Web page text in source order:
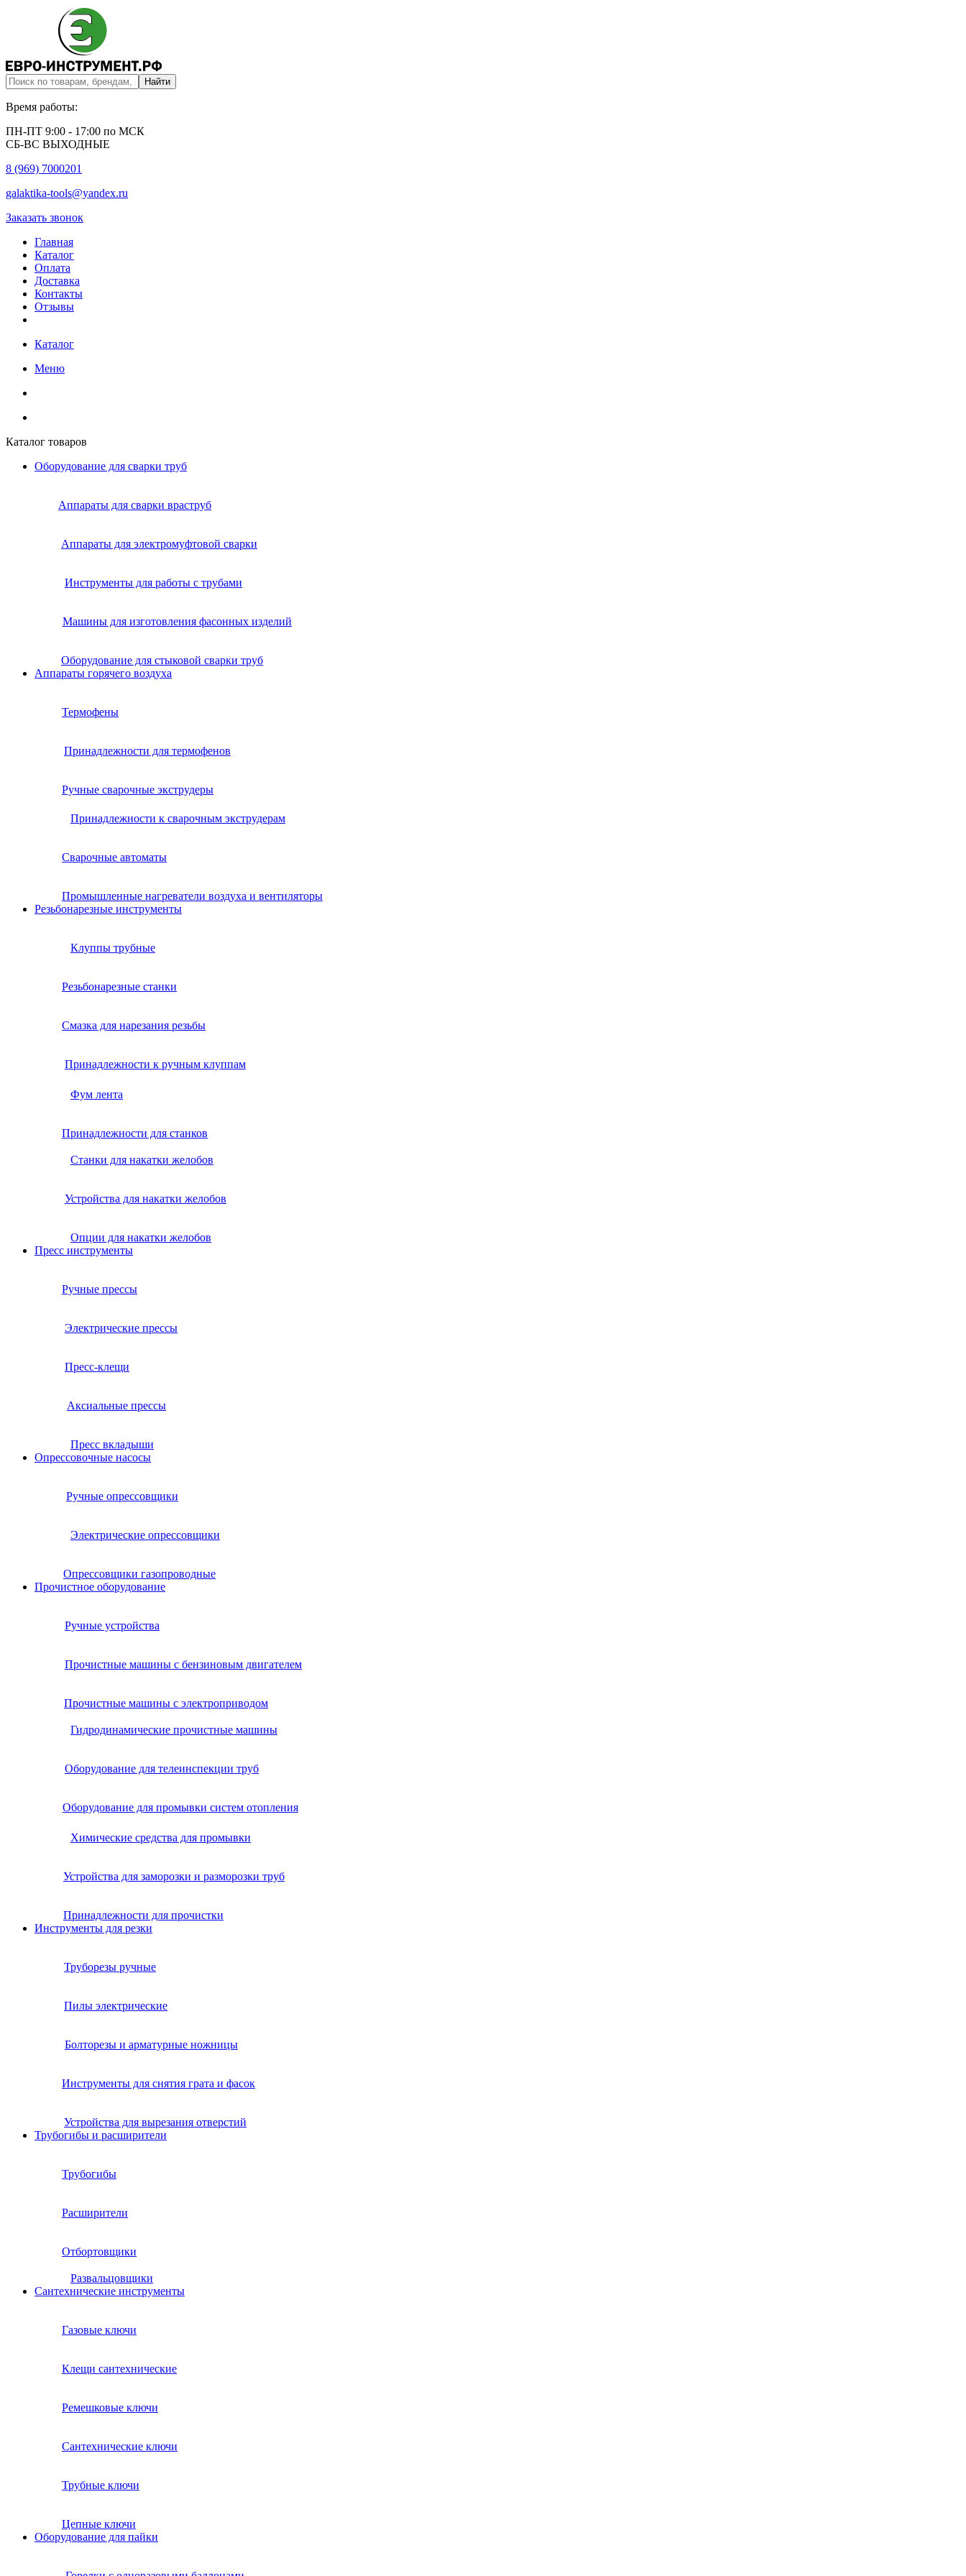
Время работы:
ПН-ПТ 9:00 - 17:00 по МСК
СБ-ВС ВЫХОДНЫЕ
8 (969) 7000201
galaktika-tools@yandex.ru
Заказать звонок
Главная
Каталог
Оплата
Доставка
Контакты
Отзывы
Каталог
Меню
Каталог товаров
Оборудование для сварки труб
Аппараты для сварки враструб
Аппараты для электромуфтовой сварки
Инструменты для работы с трубами
Машины для изготовления фасонных изделий
Оборудование для стыковой сварки труб
Аппараты горячего воздуха
Термофены
Принадлежности для термофенов
Ручные сварочные экструдеры
Принадлежности к сварочным экструдерам
Сварочные автоматы
Промышленные нагреватели воздуха и вентиляторы
Резьбонарезные инструменты
Клуппы трубные
Резьбонарезные станки
Смазка для нарезания резьбы
Принадлежности к ручным клуппам
Фум лента
Принадлежности для станков
Станки для накатки желобов
Устройства для накатки желобов
Опции для накатки желобов
Пресс инструменты
Ручные прессы
Электрические прессы
Пресс-клещи
Аксиальные прессы
Пресс вкладыши
Опрессовочные насосы
Ручные опрессовщики
Электрические опрессовщики
Опрессовщики газопроводные
Прочистное оборудование
Ручные устройства
Прочистные машины с бензиновым двигателем
Прочистные машины с электроприводом
Гидродинамические прочистные машины
Оборудование для телеинспекции труб
Оборудование для промывки систем отопления
Химические средства для промывки
Устройства для заморозки и разморозки труб
Принадлежности для прочистки
Инструменты для резки
Труборезы ручные
Пилы электрические
Болторезы и арматурные ножницы
Инструменты для снятия грата и фасок
Устройства для вырезания отверстий
Трубогибы и расширители
Трубогибы
Расширители
Отбортовщики
Развальцовщики
Сантехнические инcтрументы
Газовые ключи
Клещи сантехнические
Ремешковые ключи
Сантехнические ключи
Трубные ключи
Цепные ключи
Оборудование для пайки